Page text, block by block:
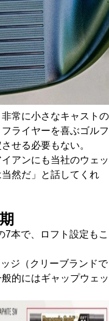
常に小さなキャストの
ライヤーを喜ぶゴルフ
せる必要もない。
アンにも当社のウェッ
然だ」と話してくれ
本で、ロフト設定もこ
ジ（クリーブランドで
的にはギャップウェッ